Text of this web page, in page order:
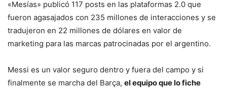
«Mesías» publicó 117 posts en las plataformas 2.0 que
fueron agasajados con 235 millones de interacciones y se
tradujeron en 22 millones de dólares en valor de
marketing para las marcas patrocinadas por el argentino.
Messi es un valor seguro dentro y fuera del campo y si
finalmente se marcha del Barça, el equipo que lo fiche